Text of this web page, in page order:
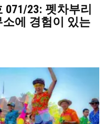
23: 펫차부리
에 경험이 있는